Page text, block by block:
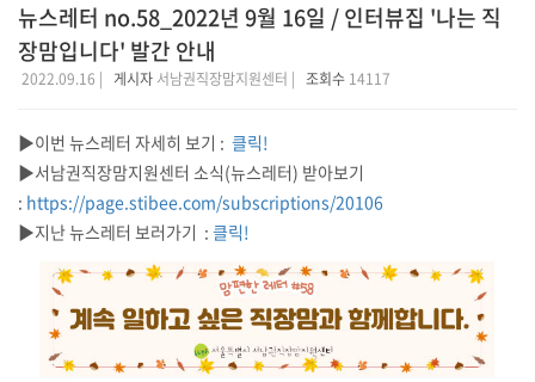
뉴스레터 no.58_2022년 9월 16일 / 인터뷰집 '나는 직
장맘입니다' 발간 안내
2022.09.16 | 게시자 서남권직장맘지원센터 | 조회수 14117
▶이번 뉴스레터 자세히 보기 : 클릭!
▶서남권직장맘지원센터 소식(뉴스레터) 받아보기
: https://page.stibee.com/subscriptions/20106
▶지난 뉴스레터 보러가기 : 클릭!